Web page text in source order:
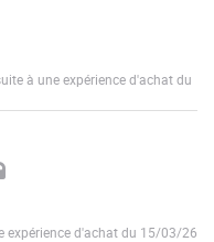
à une expérience d'achat du
expérience d'achat du 15/03/26